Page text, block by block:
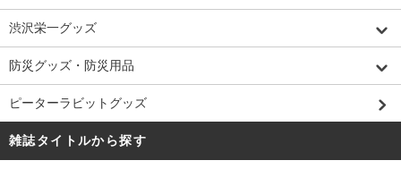
渋沢栄一グッズ
防災グッズ・防災用品
ピーターラビットグッズ
雑誌タイトルから探す